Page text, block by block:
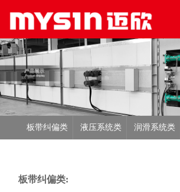
板带纠偏类 液压系统类 润滑系统类
板带纠偏类: